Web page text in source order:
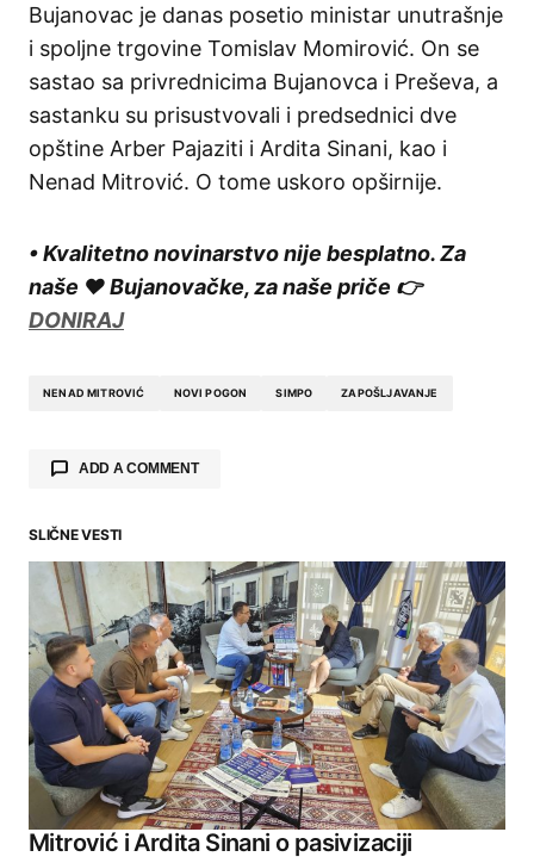
Bujanovac je danas posetio ministar unutrašnje
i spoljne trgovine Tomislav Momirović. On se
sastao sa privrednicima Bujanovca i Preševa, a
sastanku su prisustvovali i predsednici dve
opštine Arber Pajaziti i Ardita Sinani, kao i
Nenad Mitrović. O tome uskoro opširnije.
• Kvalitetno novinarstvo nije besplatno. Za
naše ❤️ Bujanovačke, za naše priče 👉
DONIRAJ
NENAD MITROVIĆ NOVI POGON SIMPO ZAPOŠLJAVANJE
ADD A COMMENT
Your email address will not be published.
Required fields are marked *
Comment*
Your Name
SLIČNE VESTI
Mitrović i Ardita Sinani o pasivizaciji